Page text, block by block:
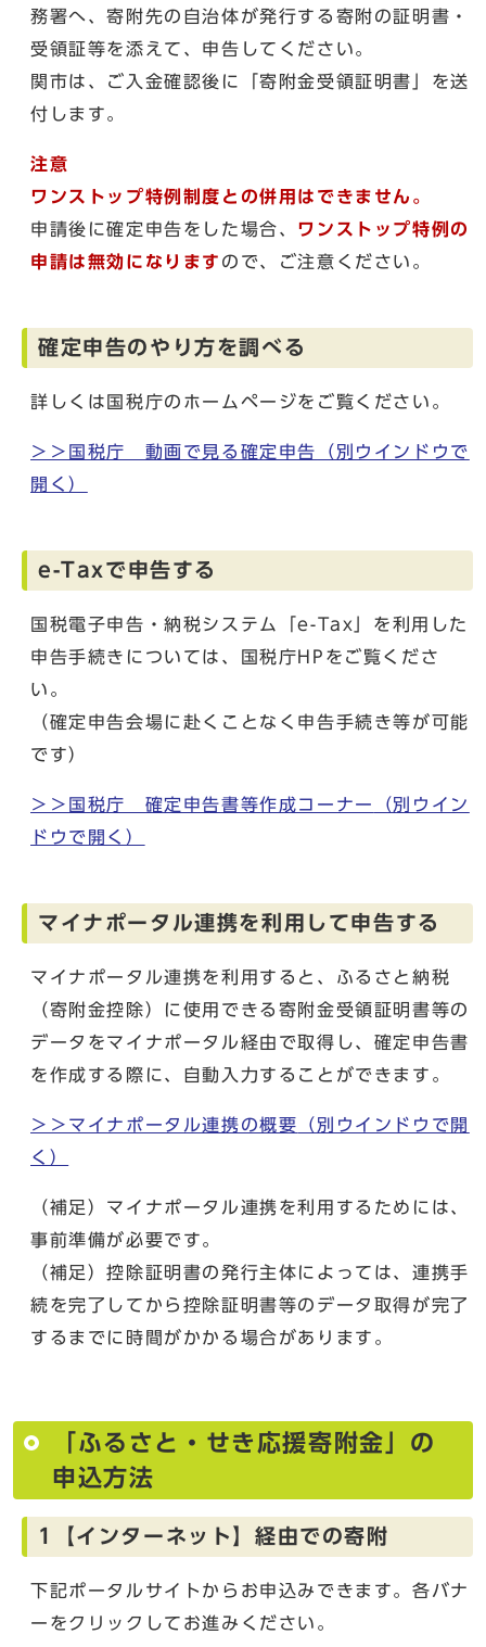
務署へ、寄附先の自治体が発行する寄附の証明書・
受領証等を添えて、申告してください。
関市は、ご入金確認後に「寄附金受領証明書」を送
付します。
注意
ワンストップ特例制度との併用はできません。
申請後に確定申告をした場合、 ワンストップ特例の
申請は無効になります ので、ご注意ください。
確定申告のやり方を調べる
詳しくは国税庁のホームページをご覧ください。
＞＞国税庁 動画で見る確定申告
（別ウインドウで
開く）
e-Taxで申告する
国税電子申告・納税システム「e-Tax」を利用した
申告手続きについては、国税庁HPをご覧くださ
い。
（確定申告会場に赴くことなく申告手続き等が可能
です）
＞＞国税庁 確定申告書等作成コーナー
（別ウイン
ドウで開く）
マイナポータル連携を利用して申告する
マイナポータル連携を利用すると、ふるさと納税
（寄附金控除）に使用できる寄附金受領証明書等の
データをマイナポータル経由で取得し、確定申告書
を作成する際に、自動入力することができます。
＞＞マイナポータル連携の概要 （別ウインドウで開
く）
（補足）マイナポータル連携を利用するためには、
事前準備が必要です。
（補足）控除証明書の発行主体によっては、連携手
続を完了してから控除証明書等のデータ取得が完了
するまでに時間がかかる場合があります。
「ふるさと・せき応援寄附金」の
申込方法
1【インターネット】経由での寄附
下記ポータルサイトからお申込みできます。各バナ
ーをクリックしてお進みください。